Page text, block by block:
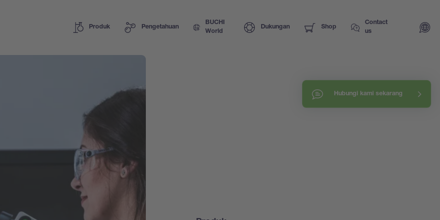
Produk Pengetahuan
BUCHI
World
Dukungan Shop
Contact
us
Hubungi kami sekarang